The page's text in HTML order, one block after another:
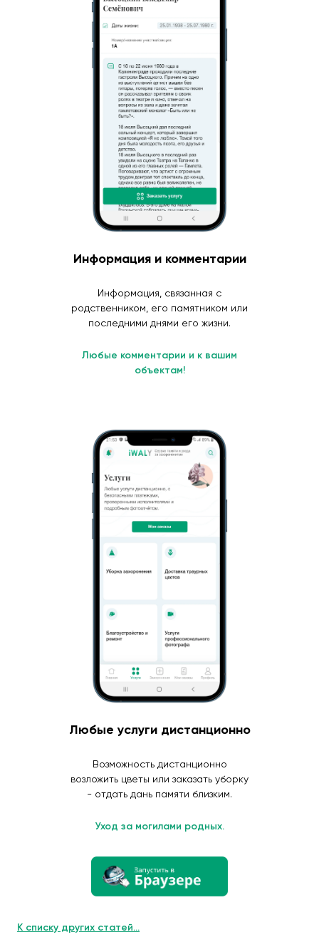
Информация и комментарии
Информация, связанная с
родственником, его памятником или
последними днями его жизни.
Любые комментарии и к вашим
объектам!
Любые услуги дистанционно
Возможность дистанционно
возложить цветы или заказать уборку
- отдать дань памяти близким.
Уход за могилами родных.
К списку других статей...